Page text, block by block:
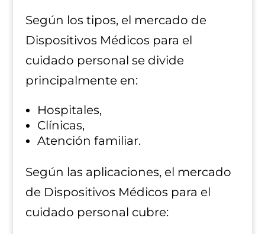
Según los tipos, el mercado de
Dispositivos Médicos para el
cuidado personal se divide
principalmente en:
Hospitales,
Clínicas,
Atención familiar.
Según las aplicaciones, el mercado
de Dispositivos Médicos para el
cuidado personal cubre: